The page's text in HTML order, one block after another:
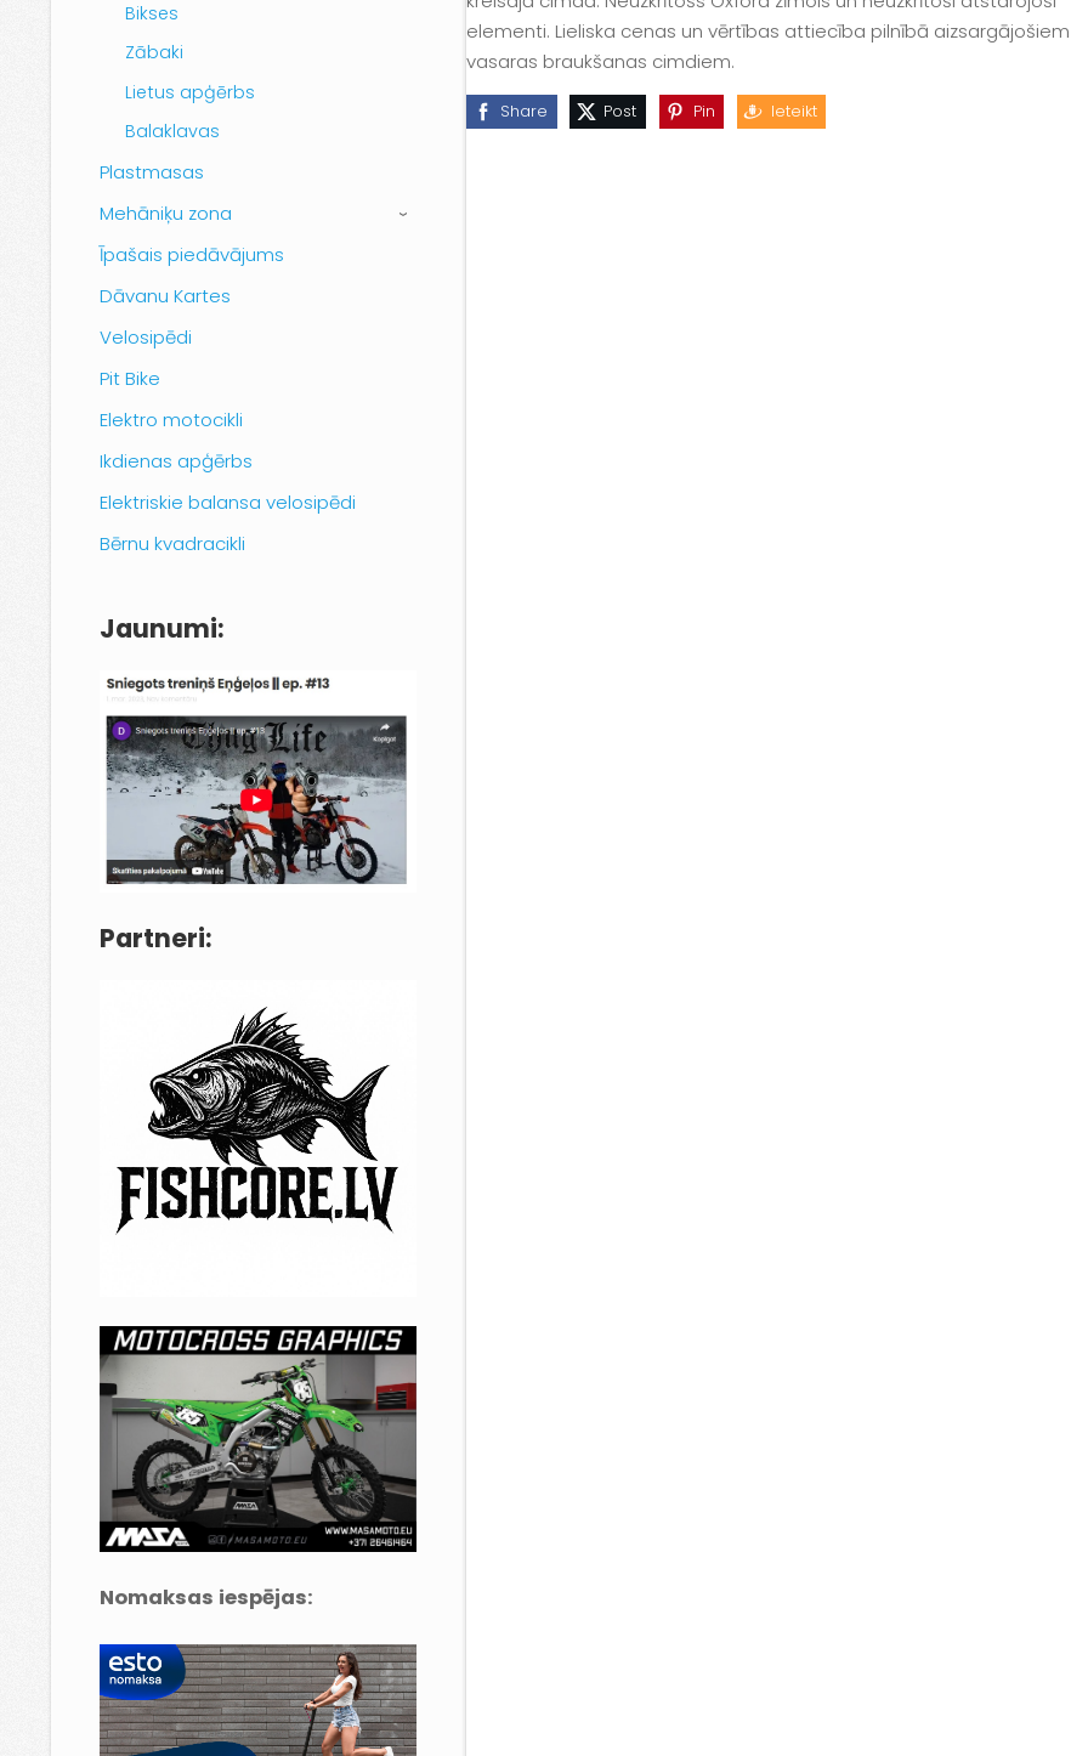
Bikses
Zābaki
Lietus apģērbs
Balaklavas
Plastmasas
Mehāniķu zona
›
Īpašais piedāvājums
Dāvanu Kartes
Velosipēdi
Pit Bike
Elektro motocikli
Ikdienas apģērbs
Elektriskie balansa velosipēdi
Bērnu kvadracikli
Jaunumi:
Partneri:
Nomaksas iespējas:
elementi. Lieliska cenas un vērtības attiecība pilnībā aizsargājošiem
vasaras braukšanas cimdiem.
Share Post Pin Ieteikt